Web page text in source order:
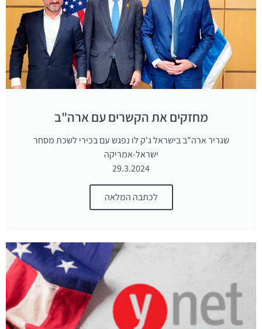
מחזקים את הקשרים עם ארה"ב
שגריר ארה"ב בישראל ג'ק לו נפגש עם בכירי לשכת מסחר
ישראל-אמריקה
29.3.2024
לכתבה המלאה